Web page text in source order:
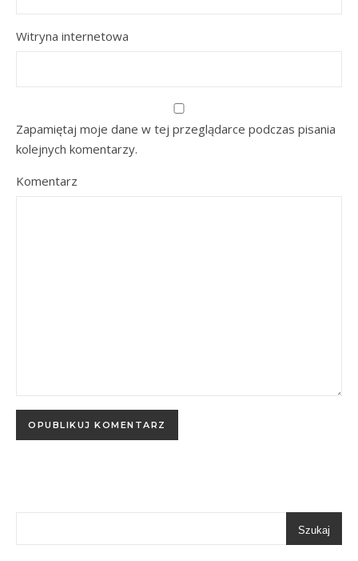
Witryna internetowa
Zapamiętaj moje dane w tej przeglądarce podczas pisania
kolejnych komentarzy.
Komentarz
Szukaj